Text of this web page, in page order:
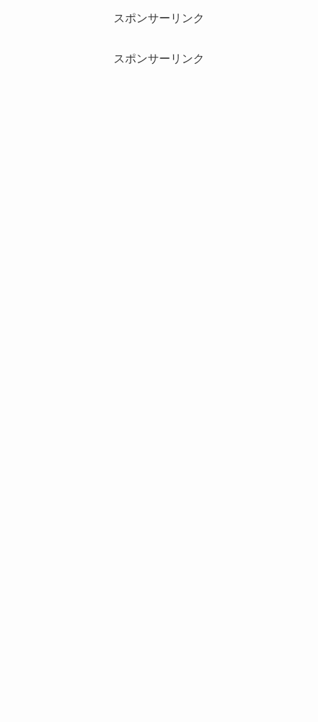
スポンサーリンク
スポンサーリンク